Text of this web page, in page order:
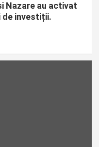
Nazare au activat
de investiții.